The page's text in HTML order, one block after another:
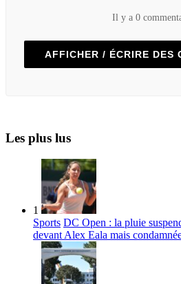
Il y a 0
AFFICHER / ÉCRIRE DES
Les plus lus
1
Sports DC Open : la pluie
devant Alex Eala mais